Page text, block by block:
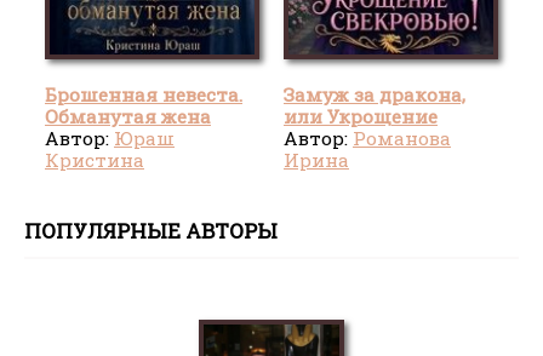
Брошенная невеста.
Обманутая жена
Автор: Юраш
Кристина
Замуж за дракона,
или Укрощение
свекровью!
Автор: Романова
Ирина
ПОПУЛЯРНЫЕ АВТОРЫ